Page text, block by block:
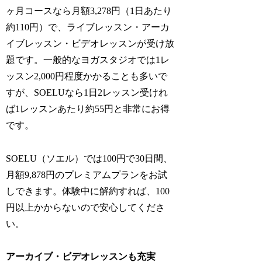
ヶ月コースなら月額3,278円（1日あたり
約110円）で、ライブレッスン・アーカ
イブレッスン・ビデオレッスンが受け放
題です。一般的なヨガスタジオでは1レ
ッスン2,000円程度かかることも多いで
すが、SOELUなら1日2レッスン受けれ
ば1レッスンあたり約55円と非常にお得
です。
SOELU（ソエル）では100円で30日間、
月額9,878円のプレミアムプランをお試
しできます。体験中に解約すれば、100
円以上かからないので安心してくださ
い。
アーカイブ・ビデオレッスンも充実